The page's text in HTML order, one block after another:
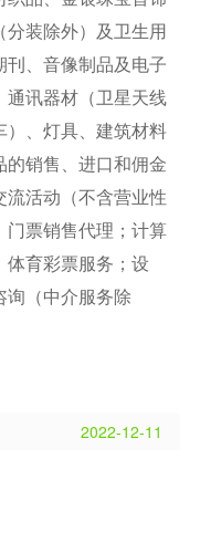
分装除外）及卫生用
、音像制品及电子
通讯器材（卫星天线
）、灯具、建筑材料
的销售、进口和佣金
活动（不含营业性
票销售代理；计算
育彩票服务；设
（中介服务除
2022-12-11